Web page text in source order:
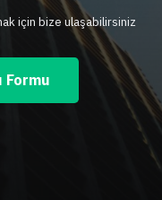
için bize ulaşabilirsiniz
Formu